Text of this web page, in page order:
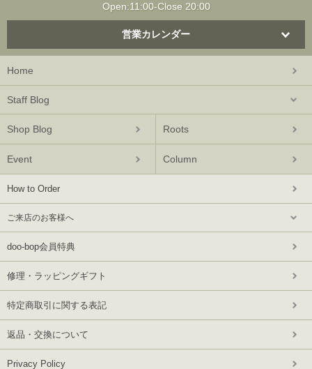
Open:11:00-Close 20:00
営業カレンダー
Home
Staff Blog
Shop Blog Roots
Event Column
How to Order
ご来店のお客様へ
doo-bop会員特典
修理・ラッピングギフト
特定商取引に関する表記
返品・交換について
Privacy Policy